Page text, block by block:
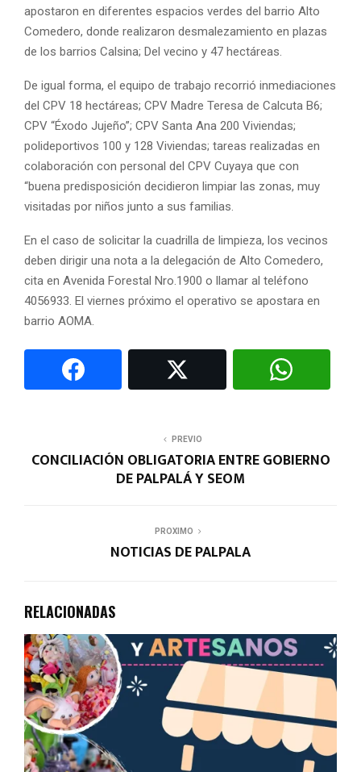
apostaron en diferentes espacios verdes del barrio Alto
Comedero, donde realizaron desmalezamiento en plazas
de los barrios Calsina; Del vecino y 47 hectáreas.
De igual forma, el equipo de trabajo recorrió inmediaciones
del CPV 18 hectáreas; CPV Madre Teresa de Calcuta B6;
CPV “Éxodo Jujeño”; CPV Santa Ana 200 Viviendas;
polideportivos 100 y 128 Viviendas; tareas realizadas en
colaboración con personal del CPV Cuyaya que con
“buena predisposición decidieron limpiar las zonas, muy
visitadas por niños junto a sus familias.
En el caso de solicitar la cuadrilla de limpieza, los vecinos
deben dirigir una nota a la delegación de Alto Comedero,
cita en Avenida Forestal Nro.1900 o llamar al teléfono
4056933. El viernes próximo el operativo se apostara en
barrio AOMA.
PREVIO
CONCILIACIÓN OBLIGATORIA ENTRE GOBIERNO
DE PALPALÁ Y SEOM
PROXIMO
NOTICIAS DE PALPALA
RELACIONADAS